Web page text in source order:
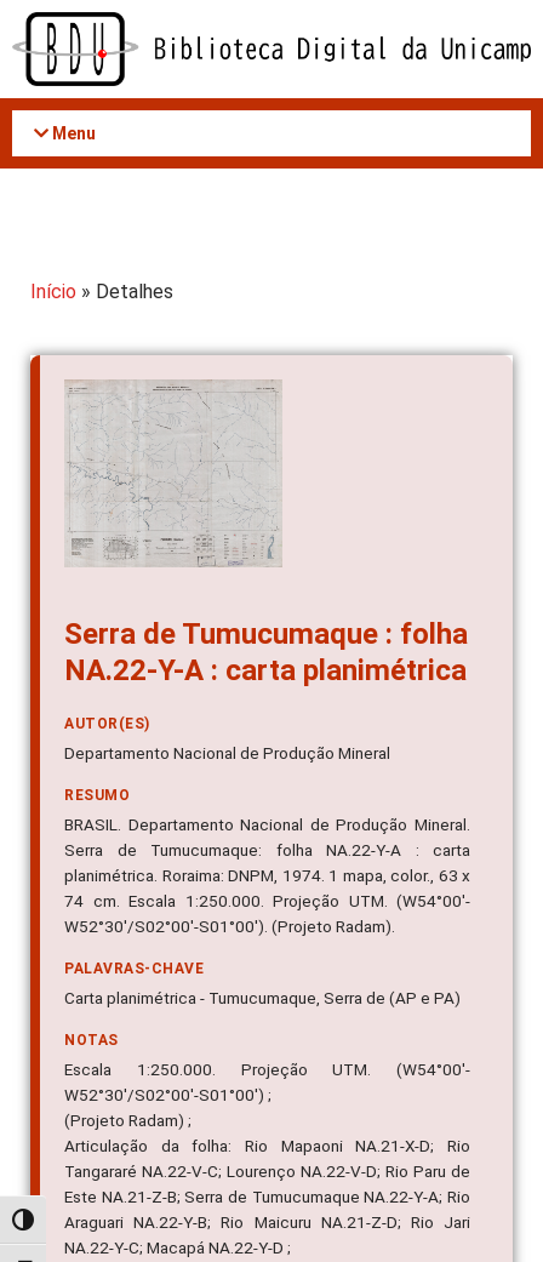
Acessar
conteúdo
Alternar alto contraste
Menu
Início » Detalhes
Serra de Tumucumaque : folha
NA.22-Y-A : carta planimétrica
AUTOR(ES)
Departamento Nacional de Produção Mineral
RESUMO
BRASIL. Departamento Nacional de Produção Mineral.
Serra de Tumucumaque: folha NA.22-Y-A : carta
planimétrica. Roraima: DNPM, 1974. 1 mapa, color., 63 x
74 cm. Escala 1:250.000. Projeção UTM. (W54°00'-
W52°30'/S02°00'-S01°00'). (Projeto Radam).
PALAVRAS-CHAVE
Carta planimétrica - Tumucumaque, Serra de (AP e PA)
NOTAS
Escala 1:250.000. Projeção UTM. (W54°00'-
W52°30'/S02°00'-S01°00') ;
(Projeto Radam) ;
Articulação da folha: Rio Mapaoni NA.21-X-D; Rio
Tangararé NA.22-V-C; Lourenço NA.22-V-D; Rio Paru de
Este NA.21-Z-B; Serra de Tumucumaque NA.22-Y-A; Rio
Araguari NA.22-Y-B; Rio Maicuru NA.21-Z-D; Rio Jari
NA.22-Y-C; Macapá NA.22-Y-D ;